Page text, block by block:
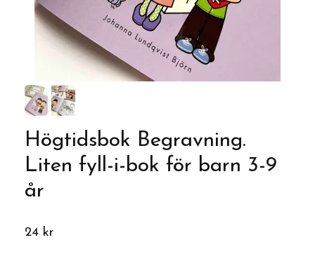
Högtidsbok Begravning.
Liten fyll-i-bok för barn 3-9
år
24 kr